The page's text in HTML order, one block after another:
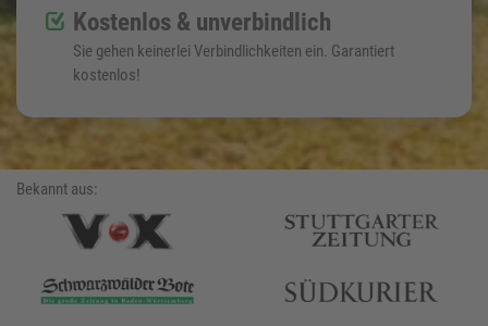
Kostenlos & unverbindlich
Sie gehen keinerlei Verbindlichkeiten ein. Garantiert
kostenlos!
Bekannt aus: